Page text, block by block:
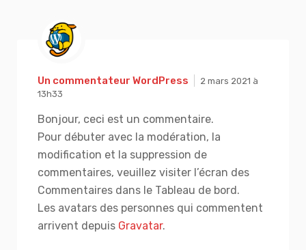
Un commentateur WordPress
2 mars 2021 à
13h33
Bonjour, ceci est un commentaire.
Pour débuter avec la modération, la
modification et la suppression de
commentaires, veuillez visiter l’écran des
Commentaires dans le Tableau de bord.
Les avatars des personnes qui commentent
arrivent depuis Gravatar.